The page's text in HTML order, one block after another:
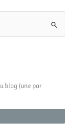
blog (une par